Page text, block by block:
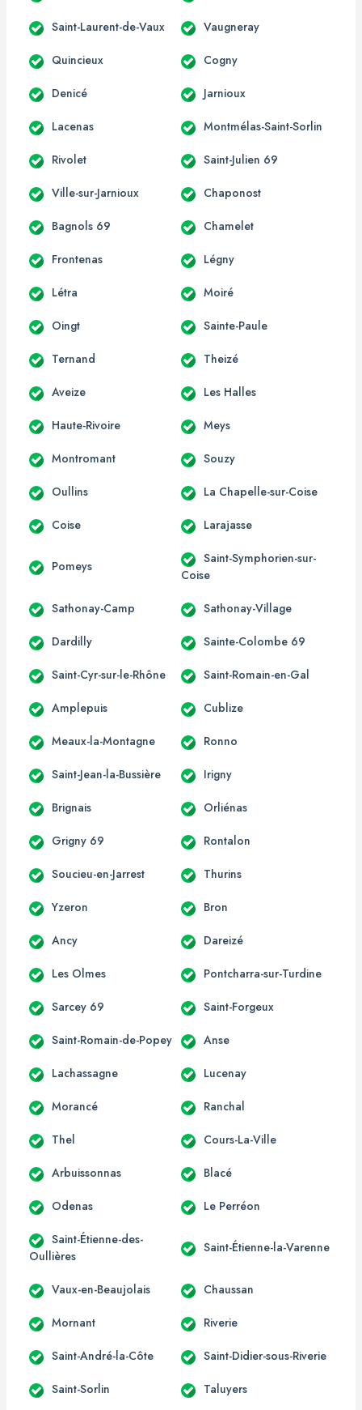
Saint-Laurent-de-Vaux Vaugneray
Quincieux Cogny
Denicé Jarnioux
Lacenas Montmélas-Saint-Sorlin
Rivolet Saint-Julien 69
Ville-sur-Jarnioux Chaponost
Bagnols 69 Chamelet
Frontenas Légny
Létra Moiré
Oingt Sainte-Paule
Ternand Theizé
Aveize Les Halles
Haute-Rivoire Meys
Montromant Souzy
Oullins La Chapelle-sur-Coise
Coise Larajasse
Pomeys
Saint-Symphorien-sur-
Coise
Sathonay-Camp Sathonay-Village
Dardilly Sainte-Colombe 69
Saint-Cyr-sur-le-Rhône Saint-Romain-en-Gal
Amplepuis Cublize
Meaux-la-Montagne Ronno
Saint-Jean-la-Bussière Irigny
Brignais Orliénas
Grigny 69 Rontalon
Soucieu-en-Jarrest Thurins
Yzeron Bron
Ancy Dareizé
Les Olmes Pontcharra-sur-Turdine
Sarcey 69 Saint-Forgeux
Saint-Romain-de-Popey Anse
Lachassagne Lucenay
Morancé Ranchal
Thel Cours-La-Ville
Arbuissonnas Blacé
Odenas Le Perréon
Saint-Étienne-des-
Oullières
Saint-Étienne-la-Varenne
Vaux-en-Beaujolais Chaussan
Mornant Riverie
Saint-André-la-Côte Saint-Didier-sous-Riverie
Saint-Sorlin Taluyers